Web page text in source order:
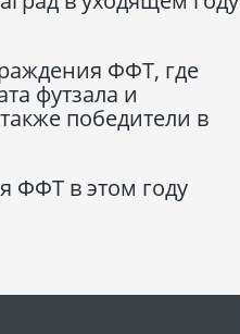
ФФТ, где
футзала и
победители в
ФФТ в этом году